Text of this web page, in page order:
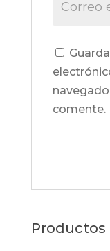
comente.
Productos